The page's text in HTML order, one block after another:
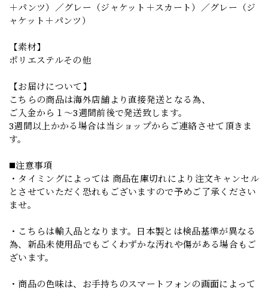
＋パンツ）／グレー（ジャケット＋スカート）／グレー（ジ
ャケット＋パンツ）
【素材】
ポリエステルその他
【お届けについて】
こちらの商品は海外店舗より直接発送となる為、
ご入金から１～3週間前後で発送致します。
3週間以上かかる場合は当ショップからご連絡させて頂きま
す。
◼️注意事項
・タイミングによっては 商品在庫切れにより注文キャンセル
とさせていただく恐れもございますので予めご了承ください
ませ。
・こちらは輸入品となります。日本製とは検品基準が異なる
為、新品未使用品でもごくわずかな汚れや傷がある場合もご
ざいます。
・商品の色味は、お手持ちのスマートフォンの画面によって